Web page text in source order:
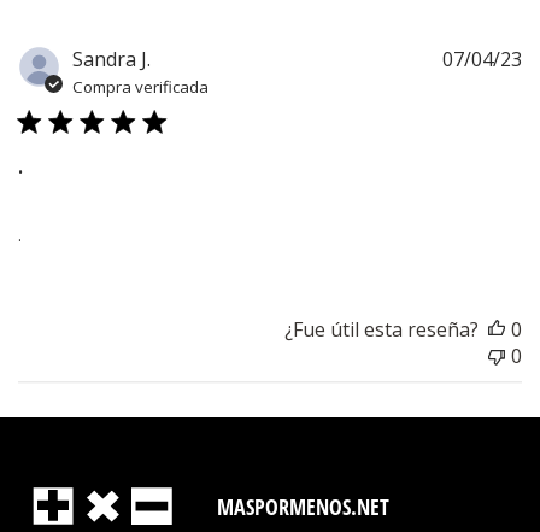
Sandra J.
Compra verificada
.
.
07/04/23
¿Fue útil esta reseña?
0
0
MASPORMENOS.NET